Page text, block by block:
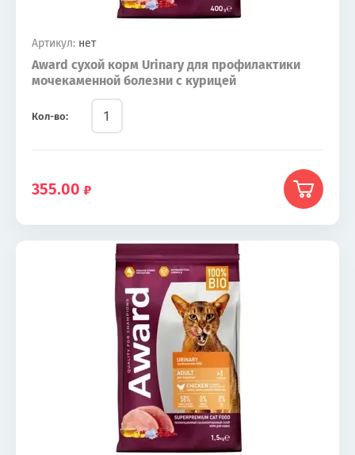
Артикул: нет
Award сухой корм Urinary для профилактики
мочекаменной болезни с курицей
Кол-во:
355.00